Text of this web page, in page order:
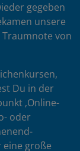
gegeben
unsere
Traumnote von
Du in der
‚Online-
oder
große